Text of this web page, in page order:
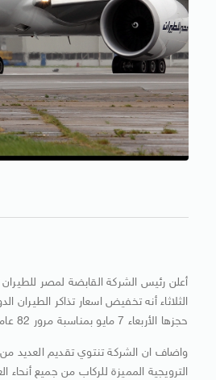
أعلن رئيس الشركة القابضة لمصر
حجزها الأربعاء 7 مايو بمناسبة مرور 82 عاما على إنشاء الشركة.
واضاف ان الشركة تنتوي تقديم العديد
الترويجية المميزة للركاب من جميع أنحاء